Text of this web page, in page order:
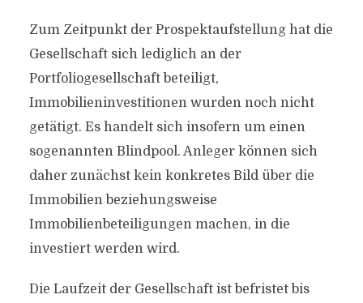
Zum Zeitpunkt der Prospektaufstellung hat die
Gesellschaft sich lediglich an der
Portfoliogesellschaft beteiligt,
Immobilieninvestitionen wurden noch nicht
getätigt. Es handelt sich insofern um einen
sogenannten Blindpool. Anleger können sich
daher zunächst kein konkretes Bild über die
Immobilien beziehungsweise
Immobilienbeteiligungen machen, in die
investiert werden wird.
Die Laufzeit der Gesellschaft ist befristet bis